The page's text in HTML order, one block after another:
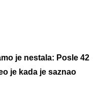
je nestala: Posle 42
je kada je saznao